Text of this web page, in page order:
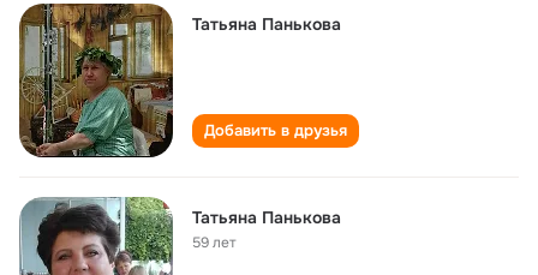
Татьяна Панькова
Добавить в друзья
Татьяна Панькова
59 лет